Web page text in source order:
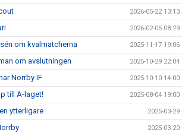
2026-05-22 13:13
2026-02-05 08:29
om kvalmatcherna 2025-11-17 19:06
om avslutningen 2025-10-29 22:04
Norrby IF 2025-10-10 14:00
till A-laget! 2025-08-04 19:00
ytterligare 2025-03-29
2025-03-20